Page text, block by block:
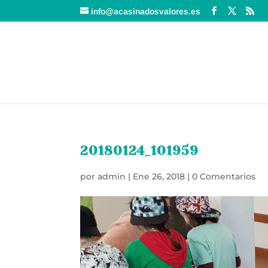
info@acasinadosvalores.es
20180124_101959
poradmin | Ene 26, 2018 |0 Comentarios